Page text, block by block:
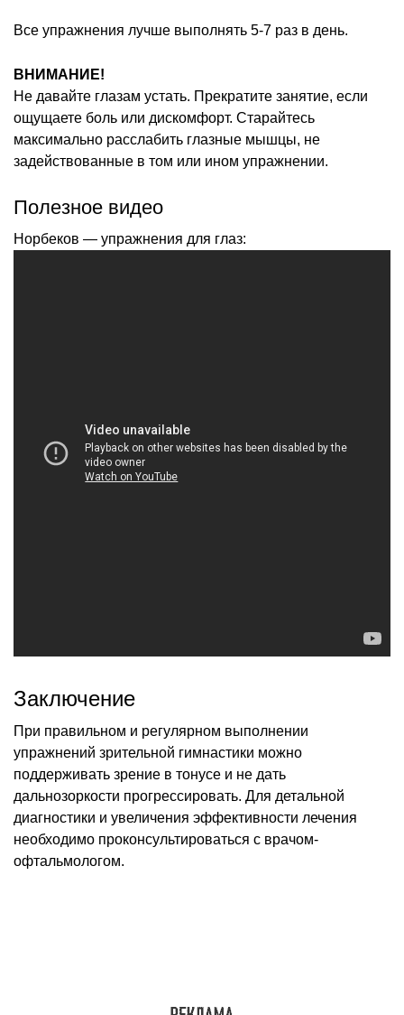
Все упражнения лучше выполнять 5-7 раз в день.
ВНИМАНИЕ!
Не давайте глазам устать. Прекратите занятие, если
ощущаете боль или дискомфорт. Старайтесь
максимально расслабить глазные мышцы, не
задействованные в том или ином упражнении.
Полезное видео
Норбеков — упражнения для глаз:
Заключение
При правильном и регулярном выполнении
упражнений зрительной гимнастики можно
поддерживать зрение в тонусе и не дать
дальнозоркости прогрессировать. Для детальной
диагностики и увеличения эффективности лечения
необходимо проконсультироваться с врачом-
офтальмологом.